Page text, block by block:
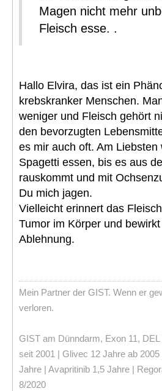
Magen nicht mehr
Fleisch esse. .
Hallo Elvira, das ist ein
krebskranker Menschen.
weniger und Fleisch gehört
den bevorzugten
es mir auch oft. Am Liebsten
Spagetti essen, bis es aus
rauskommt und mit
Du mich jagen.
Vielleicht erinnert das
Tumor im Körper und
Ablehnung.
Mein Partner der GIST. Wenn er
verloren.
GIST am Dünndarm, Exon 11, DEL
seit 2001 | Glivec 12 Jahre ab 2005
Jahre | Avapritinib 1,5 Jahre |
8/2020